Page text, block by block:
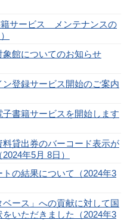
籍サービス メンテナンスの
館についてのお知らせ
登録サービス開始のご案内
書籍サービスを開始します
料貸出券のバーコード表示が
年5月 8日）
の結果について（2024年3
ベース」への貢献に対して国
いただきました（2024年3